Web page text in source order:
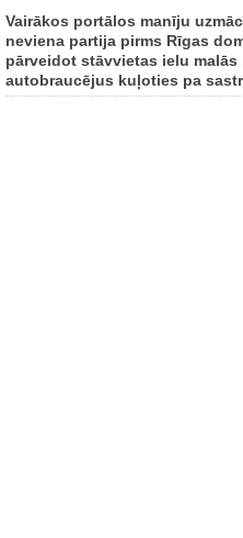
Vairākos portālos manīju
neviena partija pirms Rīgas
pārveidot stāvvietas ielu
autobraucējus kuļoties pa